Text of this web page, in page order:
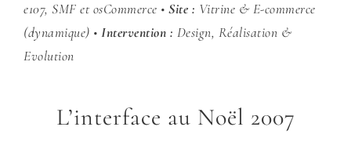
e107, SMF et osCommerce • Site : Vitrine & E-commerce
(dynamique) • Intervention : Design, Réalisation &
Evolution
L’interface au Noël 2007